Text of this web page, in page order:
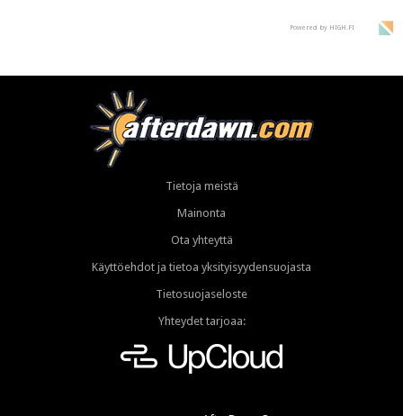
Powered by HIGH.FI
Tietoja meistä
Mainonta
Ota yhteyttä
Käyttöehdot ja tietoa yksityisyydensuojasta
Tietosuojaseloste
Yhteydet tarjoaa: